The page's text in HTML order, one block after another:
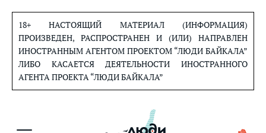
содержанию
18+ НАСТОЯЩИЙ МАТЕРИАЛ (ИНФОРМАЦИЯ)
ПРОИЗВЕДЕН, РАСПРОСТРАНЕН И (ИЛИ) НАПРАВЛЕН
ИНОСТРАННЫМ АГЕНТОМ ПРОЕКТОМ “ЛЮДИ БАЙКАЛА”
ЛИБО КАСАЕТСЯ ДЕЯТЕЛЬНОСТИ ИНОСТРАННОГО
АГЕНТА ПРОЕКТА “ЛЮДИ БАЙКАЛА”